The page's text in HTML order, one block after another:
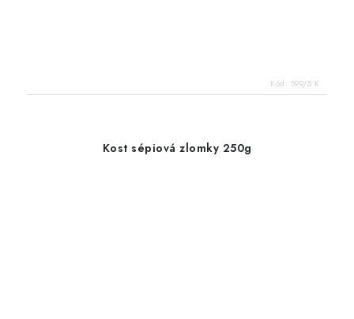
Kód: 599/5 K
Kost sépiová zlomky 250g